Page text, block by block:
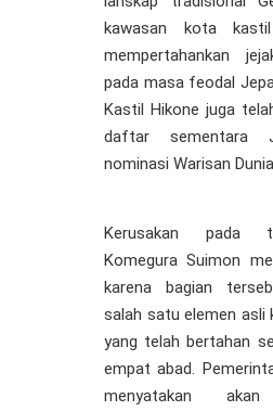
kawasan kota
mempertahankan
pada masa feodal
Kastil Hikone juga
daftar sementara
nominasi Warisan Dunia
Kerusakan pada
Komegura Suimon
karena bagian
salah satu elemen asli
yang telah bertahan
empat abad.
menyatakan akan